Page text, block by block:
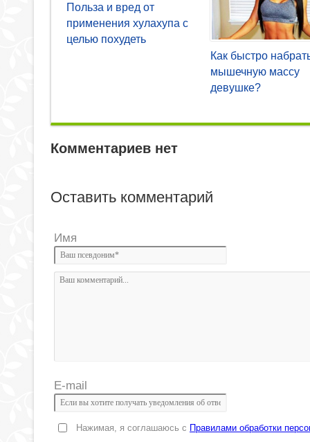
Польза и вред от
применения хулахупа с
целью похудеть
Как быстро
мышечную массу
девушке?
Комментариев нет
Оставить комментарий
Имя
E-mail
Нажимая, я соглашаюсь с Правилами обработки